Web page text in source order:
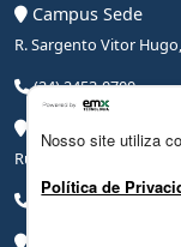
Campus Sede
R. Sargento Vitor Hugo,
(24) 2453-0700
Rua Coronel Leite
(24) 3206-0090
Nosso site utiliza
Política de